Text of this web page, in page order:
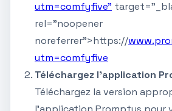
utm=comfyfive"
rel="noopener
noreferrer">https://
utm=comfyfive
Téléchargez l'application
Téléchargez la version